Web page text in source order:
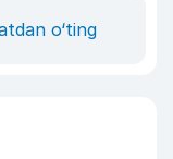
o‘ting